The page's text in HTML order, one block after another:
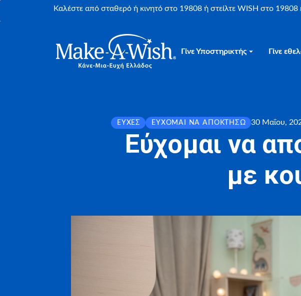
Καλέστε από σταθερό ή κινητό στο 19808 ή στείλτε WISH στο
Γίνε Υποστηρικτής Γίνε
ΕΥΧΈΣ ΕΎΧΟΜΑΙ ΝΑ ΑΠΟΚΤΉΣΩ 30 Μαΐου,
Εύχομαι να
με